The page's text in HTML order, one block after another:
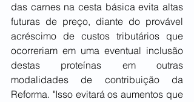
das carnes na cesta básica evita altas
futuras de preço, diante do provável
acréscimo de custos tributários que
ocorreriam em uma eventual inclusão
destas proteínas em outras
modalidades de contribuição da
Reforma. "Isso evitará os aumentos que